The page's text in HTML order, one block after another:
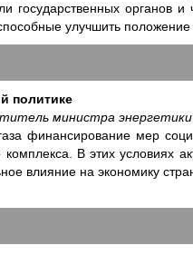
государственных органов
улучшить положение
политике
министра энергетики
финансирование мер
комплекса. В этих
влияние на экономику